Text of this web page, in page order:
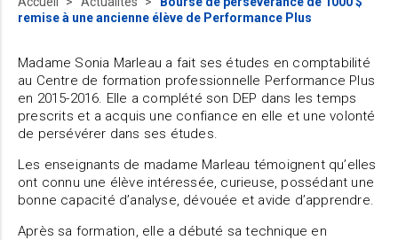
remise à une ancienne élève de Performance Plus
Madame Sonia Marleau a fait ses études en comptabilité
au Centre de formation professionnelle Performance Plus
en 2015-2016. Elle a complété son DEP dans les temps
prescrits et a acquis une confiance en elle et une volonté
de persévérer dans ses études.
Les enseignants de madame Marleau témoignent qu’elles
ont connu une élève intéressée, curieuse, possédant une
bonne capacité d’analyse, dévouée et avide d’apprendre.
Après sa formation, elle a débuté sa technique en